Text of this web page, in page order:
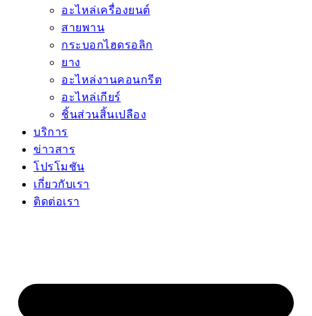
อะไหล่เครื่องยนต์
สายพาน
กระบอกไฮดรอลิก
ยาง
อะไหล่งานคอนกรีต
อะไหล่เกียร์
ชิ้นส่วนสิ้นเปลือง
บริการ
ข่าวสาร
โปรโมชัน
เกี่ยวกับเรา
ติดต่อเรา